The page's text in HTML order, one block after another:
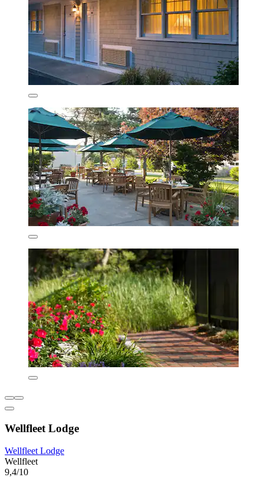
Wellfleet Lodge
Wellfleet Lodge
Wellfleet
9,4/10